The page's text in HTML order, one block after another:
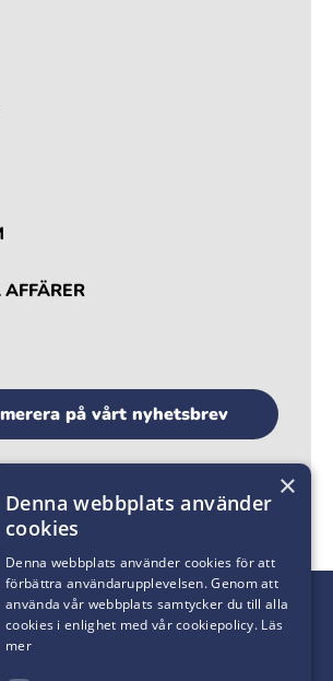
på vårt nyhetsbrev
×
Denna webbplats använder
cookies
Denna webbplats använder cookies för att
förbättra användarupplevelsen. Genom att
använda vår webbplats samtycker du till alla
cookies i enlighet med vår cookiepolicy. Läs
mer